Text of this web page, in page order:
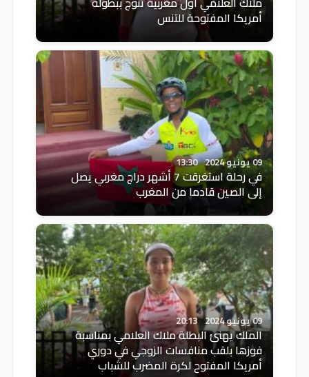
أمريكا المفتوحة للتنس
09 يونيو 2024 13:30
في رحلة استغرقت 7 أشهر دراج مغربي يصل
إلى الصين قادما من المغرب
09 يونيو 2024 20:13
الملك يهنئ البطلة ملاك العلامي بمناسبة
فوزها بلقب منافسات الزوجي في دوري
أمريكا المفتوح لكرة المضرب للشباب